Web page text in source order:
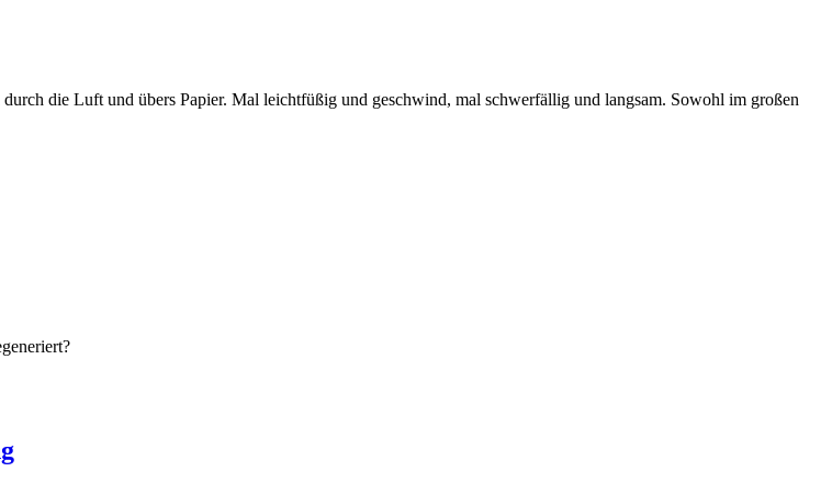
die Luft und übers Papier. Mal leichtfüßig und geschwind, mal schwerfällig und langsam. Sowohl im großen